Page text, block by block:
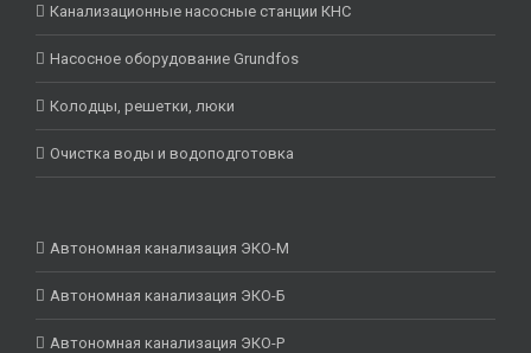
Канализационные насосные станции КНС
Насосное оборудование Grundfos
Колодцы, решетки, люки
Очистка воды и водоподготовка
Автономная канализация ЭКО-М
Автономная канализация ЭКО-Б
Автономная канализация ЭКО-Р